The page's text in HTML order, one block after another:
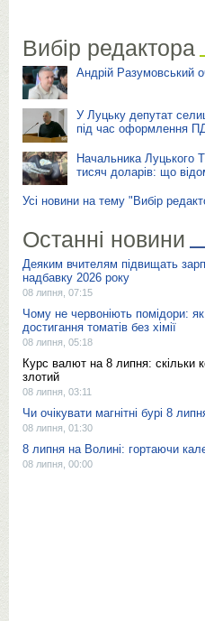
Вибір редактора
Андрій Разумовський
У Луцьку депутат
під час оформлення
Начальника Луцького
тисяч доларів: що
Усі новини на тему "Вибір
Останні новини
Деяким вчителям підвищать
надбавку 2026 року
08 липня, 07:15
Чому не червоніють помідори:
достигання томатів без хімії
08 липня, 05:18
Курс валют на 8 липня: скільки
злотий
08 липня, 03:11
Чи очікувати магнітні бурі 8
08 липня, 01:30
8 липня на Волині: гортаючи
08 липня, 00:00